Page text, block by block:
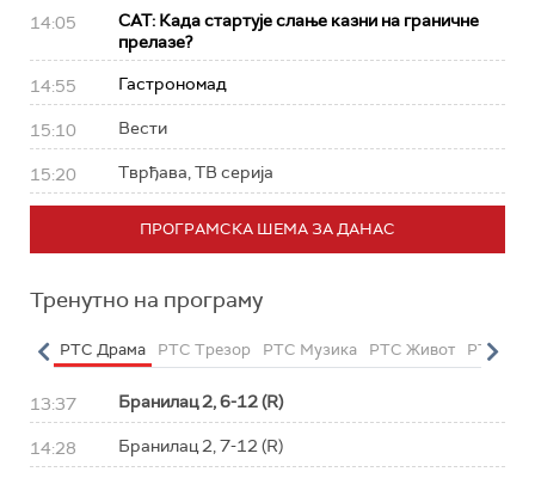
14:05
САТ: Када стартује слање казни на граничне
прелазе?
14:55 Гастрономад
15:10 Вести
15:20 Тврђава, ТВ серија
ПРОГРАМСКА ШЕМА ЗА ДАНАС
Тренутно на програму
РТС Драма РТС Трезор РТС Музика РТС Живот РТС
13:37 Бранилац 2, 6-12 (R)
14:28 Бранилац 2, 7-12 (R)